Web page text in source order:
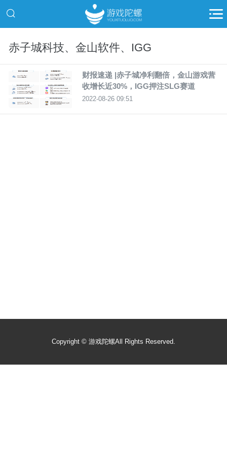
赤子城科技、金山软件、IGG
财报速递 |赤子城净利翻倍，金山游戏营
收增长近30%，IGG押注SLG赛道
2022-08-26 09:51
Copyright © 游戏陀螺All Rights Reserved.